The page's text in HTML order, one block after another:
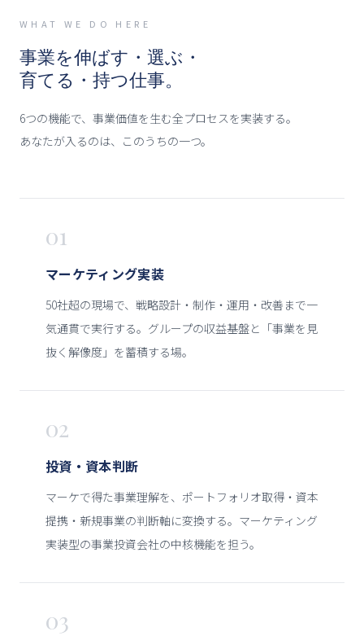
WHAT WE DO HERE
事業を伸ばす・選ぶ・
育てる・持つ仕事。
6つの機能で、 事業価値を生む全プロセスを実装する。
あなたが入るのは、このうちの一つ。
01
マーケティング実装
50社超の現場で、戦略設計・制作・運用・改善まで一
気通貫で実行する。グループの収益基盤と「事業を見
抜く解像度」を蓄積する場。
02
投資・資本判断
マーケで得た事業理解を、ポートフォリオ取得・資本
提携・新規事業の判断軸に変換する。マーケティング
実装型の事業投資会社の中核機能を担う。
03